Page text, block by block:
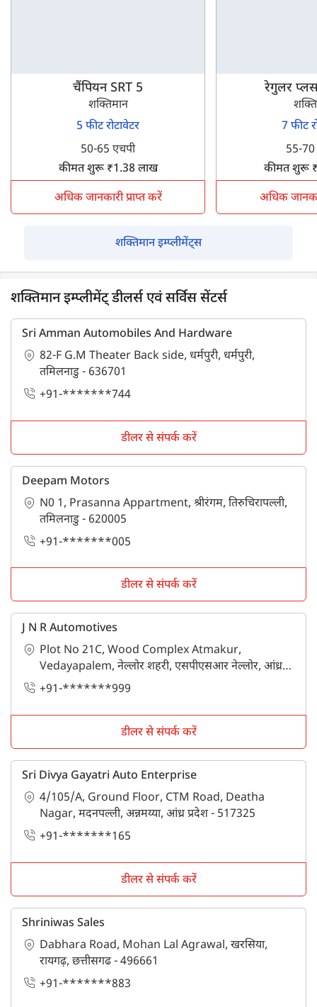
चैंपियन SRT 5
शक्तिमान
5 फीट रोटावेटर
50-65 एचपी
कीमत शुरू ₹1.38 लाख
अधिक जानकारी प्राप्त करें
रेगुलर
7 फीट
55-70
कीमत शुरू
अधिक
शक्तिमान इम्प्लीमेंट्स
शक्तिमान इम्प्लीमेंट् डीलर्स एवं सर्विस सेंटर्स
Sri Amman Automobiles And Hardware
82-F G.M Theater Back side, धर्मपुरी, धर्मपुरी,
तमिलनाडु - 636701
+91-*******744
डीलर से संपर्क करें
Deepam Motors
N0 1, Prasanna Appartment, श्रीरंगम, तिरुचिरापल्ली,
तमिलनाडु - 620005
+91-*******005
डीलर से संपर्क करें
J N R Automotives
Plot No 21C, Wood Complex Atmakur,
Vedayapalem, नेल्लोर शहरी, एसपीएसआर नेल्लोर, आंध्र
प्रदेश - 524004
+91-*******999
डीलर से संपर्क करें
Sri Divya Gayatri Auto Enterprise
4/105/A, Ground Floor, CTM Road, Deatha
Nagar, मदनपल्ली, अन्नमय्या, आंध्र प्रदेश - 517325
+91-*******165
डीलर से संपर्क करें
Shriniwas Sales
Dabhara Road, Mohan Lal Agrawal, खरसिया,
रायगढ़, छत्तीसगढ - 496661
+91-*******883